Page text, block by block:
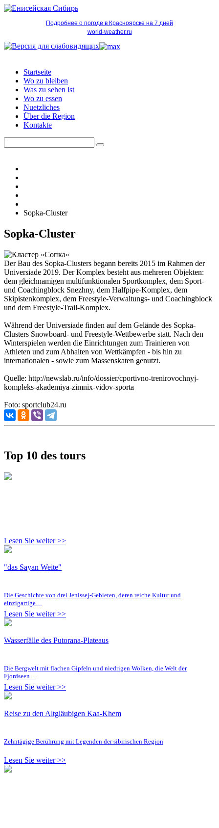
Подробнее о погоде в Красноярске на 7 дней
world-weather.ru
Startseite
Wo zu bleiben
Was zu sehen ist
Wo zu essen
Nuetzliches
Über die Region
Kontakte
Sopka-Cluster
Sopka-Cluster
Der Bau des Sopka-Clusters begann bereits 2015 im Rahmen der
Universiade 2019. Der Komplex besteht aus mehreren Objekten:
dem gleichnamigen multifunktionalen Sportkomplex, dem Sport-
und Coachingblock Snezhny, dem Halfpipe-Komplex, dem
Skipistenkomplex, dem Freestyle-Verwaltungs- und Coachingblock
und dem Freestyle-Trail-Komplex.
Während der Universiade finden auf dem Gelände des Sopka-
Clusters Snowboard- und Freestyle-Wettbewerbe statt. Nach den
Winterspielen werden die Einrichtungen zum Trainieren von
Athleten und zum Abhalten von Wettkämpfen - bis hin zu
internationalen - sowie zum Massenskaten genutzt.
Quelle: http://newslab.ru/info/dossier/cportivno-trenirovochnyj-
kompleks-akademiya-zimnix-vidov-sporta
Foto: sportclub24.ru
Top 10 des tours
Lesen Sie weiter >>
"das Sayan Weite"
Die Geschichte von drei Jenissej-Gebieten, deren reiche Kultur und
einzigartige…
Lesen Sie weiter >>
Wasserfälle des Putorana-Plateaus
Die Bergwelt mit flachen Gipfeln und niedrigen Wolken, die Welt der
Fjordseen…
Lesen Sie weiter >>
Reise zu den Altgläubigen Kaa-Khem
Zehntägige Berührung mit Legenden der sibirischen Region
Lesen Sie weiter >>